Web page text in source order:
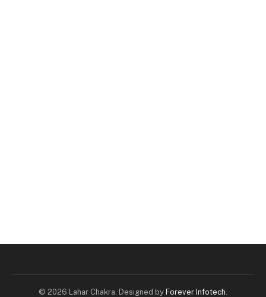
© 2026 Lahar Chakra. Designed by Forever Infotech